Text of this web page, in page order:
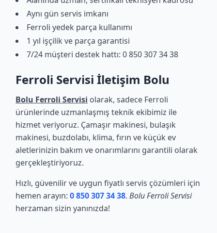
Aynı gün servis imkanı
Ferroli yedek parça kullanımı
1 yıl işçilik ve parça garantisi
7/24 müşteri destek hattı: 0 850 307 34 38
Ferroli Servisi İletişim Bolu
Bolu Ferroli Servisi olarak, sadece Ferroli
ürünlerinde uzmanlaşmış teknik ekibimiz ile
hizmet veriyoruz. Çamaşır makinesi, bulaşık
makinesi, buzdolabı, klima, fırın ve küçük ev
aletlerinizin bakım ve onarımlarını garantili olarak
gerçekleştiriyoruz.
Hızlı, güvenilir ve uygun fiyatlı servis çözümleri için
hemen arayın: 0 850 307 34 38. Bolu Ferroli Servisi
herzaman sizin yanınızda!